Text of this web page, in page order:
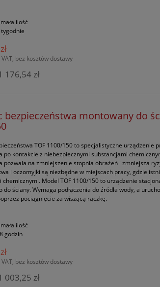
mała ilość
bez kosztów dostawy
176,54 zł
bezpieczeństwa montowany do
TOF 1100/150 to specjalistyczne urządzenie
po kontakcie z niebezpiecznymi substancjami
pozwala na zmniejszenie stopnia obrażeń i zmniejsza
i oczomyjki są niezbędne w miejscach pracy, gdzie
chemicznymi. Model TOF 1100/150 to urządzenie
do ściany. Wymaga podłączenia do źródła wody, a
pociągnięcie za wiszącą rączkę.
mała ilość
godzin
bez kosztów dostawy
003,25 zł